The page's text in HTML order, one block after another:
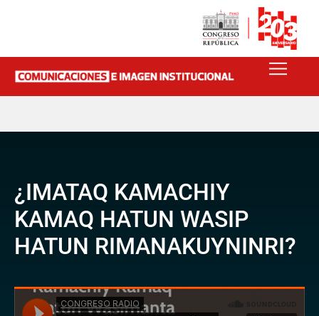
¿IMATAQ KAMACHIY
KAMAQ HATUN WASIP
HATUN RIMANAKUYNINRI?